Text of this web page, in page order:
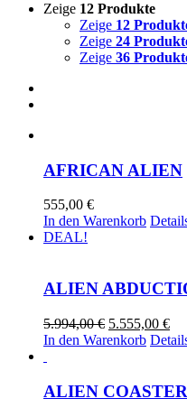
Zeige 12 Produkte
Zeige 12
Zeige 24
Zeige 36
AFRICAN ALIEN
555,00 €
In den Warenkorb
DEAL!
ALIEN
5.994,00€ Ursprünglicher
Preis
5.555,00 €
In den Warenkorb
ALIEN COASTER